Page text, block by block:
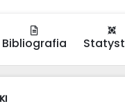
Bibliografia